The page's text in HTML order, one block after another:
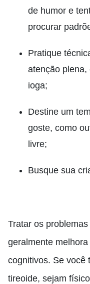
de humor e
procurar
Pratique
atenção plena,
ioga;
Destine um
goste, como
livre;
Busque sua
Tratar os
geralmente
cognitivos. Se você
tireoide, sejam